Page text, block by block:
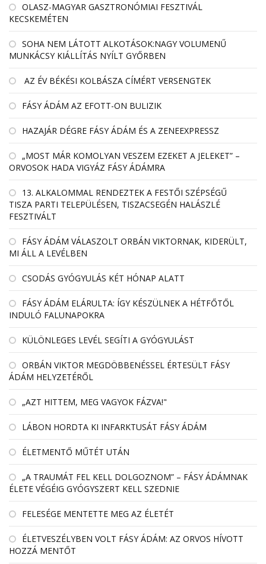
OLASZ-MAGYAR GASZTRONÓMIAI FESZTIVÁL
KECSKEMÉTEN
SOHA NEM LÁTOTT ALKOTÁSOK:NAGY VOLUMENŰ
MUNKÁCSY KIÁLLÍTÁS NYÍLT GYŐRBEN
AZ ÉV BÉKÉSI KOLBÁSZA CÍMÉRT VERSENGTEK
FÁSY ÁDÁM AZ EFOTT-ON BULIZIK
HAZAJÁR DÉGRE FÁSY ÁDÁM ÉS A ZENEEXPRESSZ
„MOST MÁR KOMOLYAN VESZEM EZEKET A JELEKET” –
ORVOSOK HADA VIGYÁZ FÁSY ÁDÁMRA
13. ALKALOMMAL RENDEZTEK A FESTŐI SZÉPSÉGŰ
TISZA PARTI TELEPÜLÉSEN, TISZACSEGÉN HALÁSZLÉ
FESZTIVÁLT
FÁSY ÁDÁM VÁLASZOLT ORBÁN VIKTORNAK, KIDERÜLT,
MI ÁLL A LEVÉLBEN
CSODÁS GYÓGYULÁS KÉT HÓNAP ALATT
FÁSY ÁDÁM ELÁRULTA: ÍGY KÉSZÜLNEK A HÉTFŐTŐL
INDULÓ FALUNAPOKRA
KÜLÖNLEGES LEVÉL SEGÍTI A GYÓGYULÁST
ORBÁN VIKTOR MEGDÖBBENÉSSEL ÉRTESÜLT FÁSY
ÁDÁM HELYZETÉRŐL
„AZT HITTEM, MEG VAGYOK FÁZVA!"
LÁBON HORDTA KI INFARKTUSÁT FÁSY ÁDÁM
ÉLETMENTŐ MŰTÉT UTÁN
„A TRAUMÁT FEL KELL DOLGOZNOM” – FÁSY ÁDÁMNAK
ÉLETE VÉGÉIG GYÓGYSZERT KELL SZEDNIE
FELESÉGE MENTETTE MEG AZ ÉLETÉT
ÉLETVESZÉLYBEN VOLT FÁSY ÁDÁM: AZ ORVOS HÍVOTT
HOZZÁ MENTŐT